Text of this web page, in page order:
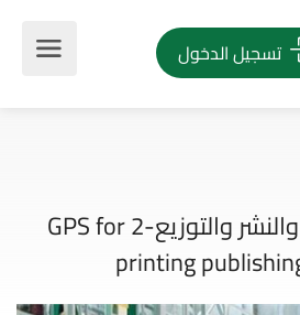
تسجيل الدخول
جي بي اس للطبع والنشر والتوزيع-2 GPS for
printing